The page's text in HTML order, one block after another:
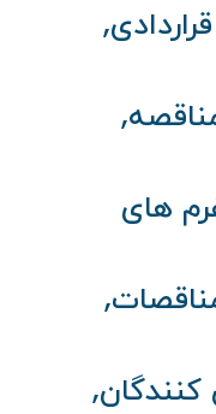
,
,
های
,
کنندگان,